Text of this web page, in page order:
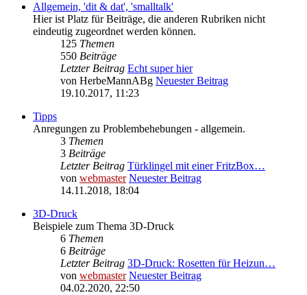
Allgemein, 'dit & dat', 'smalltalk'
Hier ist Platz für Beiträge, die anderen Rubriken nicht
eindeutig zugeordnet werden können.
125 Themen
550 Beiträge
Letzter Beitrag Echt super hier
von HerbeMannABg Neuester Beitrag
19.10.2017, 11:23
Tipps
Anregungen zu Problembehebungen - allgemein.
3 Themen
3 Beiträge
Letzter Beitrag Türklingel mit einer FritzBox…
von webmaster Neuester Beitrag
14.11.2018, 18:04
3D-Druck
Beispiele zum Thema 3D-Druck
6 Themen
6 Beiträge
Letzter Beitrag 3D-Druck: Rosetten für Heizun…
von webmaster Neuester Beitrag
04.02.2020, 22:50